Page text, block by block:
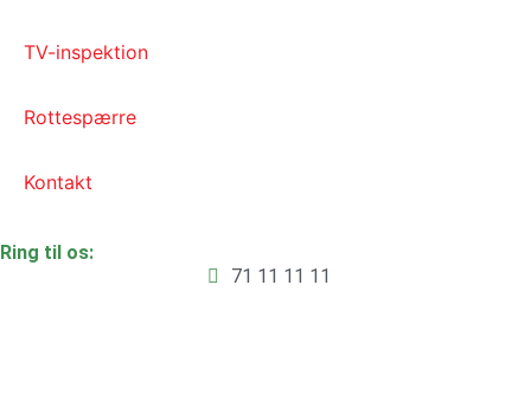
TV-inspektion
Rottespærre
Kontakt
Ring til os:
71 11 11 11